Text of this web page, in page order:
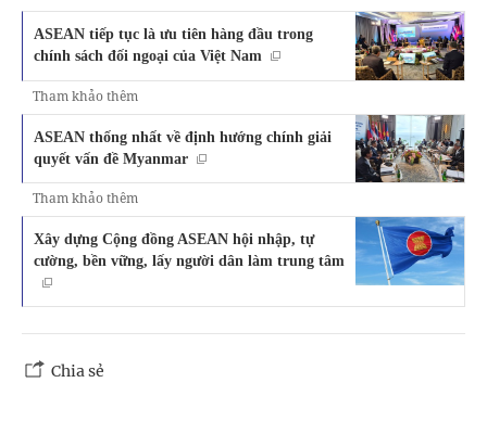
ASEAN tiếp tục là ưu tiên hàng đầu trong
chính sách đối ngoại của Việt Nam
Tham khảo thêm
ASEAN thống nhất về định hướng chính giải
quyết vấn đề Myanmar
Tham khảo thêm
Xây dựng Cộng đồng ASEAN hội nhập, tự
cường, bền vững, lấy người dân làm trung tâm
Chia sẻ